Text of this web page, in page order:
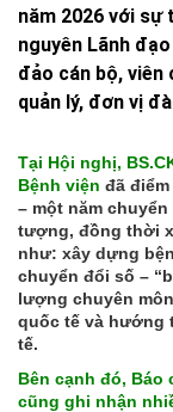
năm 2026 với sự
nguyên Lãnh
đảo cán bộ, viên
quản lý, đơn vị
Tại Hội nghị,
Bệnh viện đã
– một năm
tượng, đồng thời
như: xây dựng
chuyển đổi số –
lượng chuyên
quốc tế và hướng
tế.
Bên cạnh đó, Báo
cũng ghi nhận